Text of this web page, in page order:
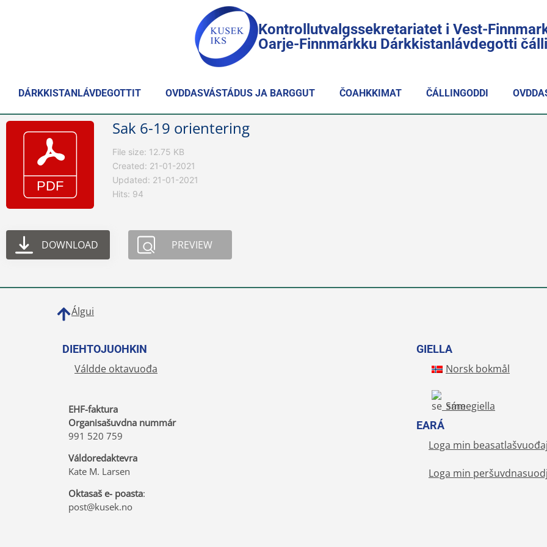
Kontrollutvalgssekretariatet i Vest-
Oarje-Finnmárkku Dárkkistanlávdegotti
DÁRKKISTANLÁVDEGOTTIT OVDDASVÁSTÁDUS JA BARGGUT ČOAHKKIMAT ČÁLLINGODDI
Sak 6-19 orientering
File size: 12.75 KB
Created: 21-01-2021
Updated: 21-01-2021
Hits: 94
DOWNLOAD PREVIEW
Álgui
DIEHTOJUOHKIN
Váldde oktavuođa
EHF-faktura
Organisašuvdna nummár
991 520 759
Váldoredaktevra
Kate M. Larsen
Oktasaš e- poasta:
post@kusek.no
GIELLA
Norsk bokmål
Sámegiella
EARÁ
Loga min
Loga min